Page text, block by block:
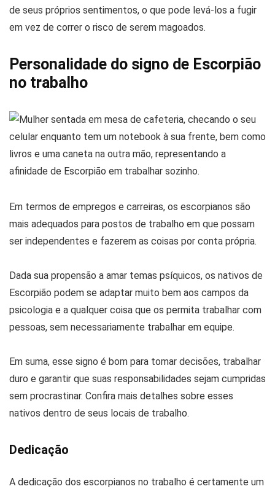
de seus próprios sentimentos, o que pode levá-los a fugir
em vez de correr o risco de serem magoados.
Personalidade do signo de Escorpião
no trabalho
Em termos de empregos e carreiras, os escorpianos são
mais adequados para postos de trabalho em que possam
ser independentes e fazerem as coisas por conta própria.
Dada sua propensão a amar temas psíquicos, os nativos de
Escorpião podem se adaptar muito bem aos campos da
psicologia e a qualquer coisa que os permita trabalhar com
pessoas, sem necessariamente trabalhar em equipe.
Em suma, esse signo é bom para tomar decisões, trabalhar
duro e garantir que suas responsabilidades sejam cumpridas
sem procrastinar. Confira mais detalhes sobre esses
nativos dentro de seus locais de trabalho.
Dedicação
A dedicação dos escorpianos no trabalho é certamente um